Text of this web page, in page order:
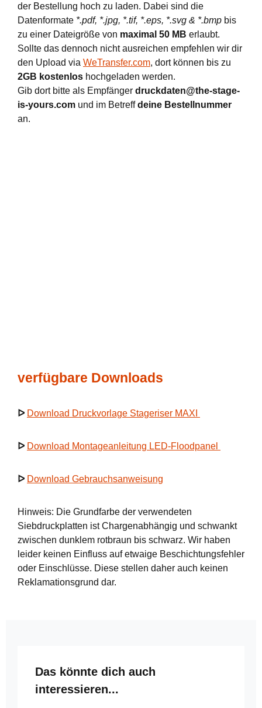
der Bestellung hoch zu laden. Dabei sind die
Datenformate *.pdf, *.jpg, *.tif, *.eps, *.svg & *.bmp bis
zu einer Dateigröße von maximal 50 MB erlaubt.
Sollte das dennoch nicht ausreichen empfehlen wir dir
den Upload via WeTransfer.com, dort können bis zu
2GB kostenlos hochgeladen werden.
Gib dort bitte als Empfänger druckdaten@the-stage-
is-yours.com und im Betreffdeine Bestellnummer
an.
verfügbare Downloads
ᐅ Download Druckvorlage Stageriser MAXI
ᐅ Download Montageanleitung LED-Floodpanel
ᐅ Download Gebrauchsanweisung
Hinweis: Die Grundfarbe der verwendeten
Siebdruckplatten ist Chargenabhängig und schwankt
zwischen dunklem rotbraun bis schwarz. Wir haben
leider keinen Einfluss auf etwaige Beschichtungsfehler
oder Einschlüsse. Diese stellen daher auch keinen
Reklamationsgrund dar.
Produktgalerie überspringen
Das könnte dich auch
interessieren...